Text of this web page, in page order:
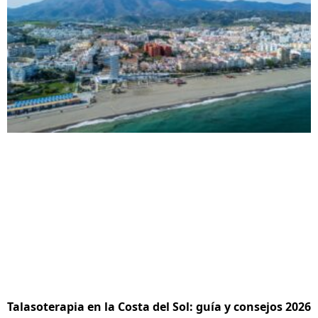
Talasoterapia en la Costa del Sol: guía y consejos 2026